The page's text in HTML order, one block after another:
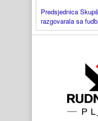
Predsjednica
razgovarala sa